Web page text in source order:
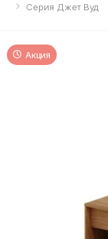
Серия Джет Вуд
Акция